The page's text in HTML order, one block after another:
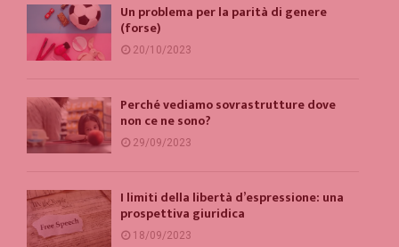
Un problema per la parità di genere
(forse)
20/10/2023
Perché vediamo sovrastrutture dove
non ce ne sono?
29/09/2023
I limiti della libertà d’espressione: una
prospettiva giuridica
18/09/2023